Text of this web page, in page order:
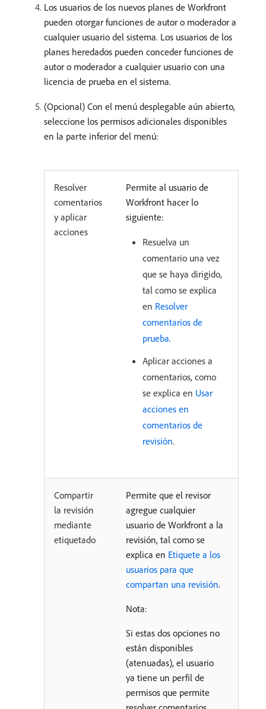
Los usuarios de los nuevos planes de Workfront
pueden otorgar funciones de autor o moderador a
cualquier usuario del sistema. Los usuarios de los
planes heredados pueden conceder funciones de
autor o moderador a cualquier usuario con una
licencia de prueba en el sistema.
(Opcional) Con el menú desplegable aún abierto,
seleccione los permisos adicionales disponibles
en la parte inferior del menú:
Resolver
comentarios
y aplicar
acciones
Permite al usuario de
Workfront hacer lo
siguiente:
Resuelva un
comentario una vez
que se haya dirigido,
tal como se explica
en Resolver
comentarios de
prueba.
Aplicar acciones a
comentarios, como
se explica en Usar
acciones en
comentarios de
revisión.
Compartir
la revisión
mediante
etiquetado
Permite que el revisor
agregue cualquier
usuario de Workfront a la
revisión, tal como se
explica en Etiquete a los
usuarios para que
compartan una revisión.
Nota:
Si estas dos opciones no
están disponibles
(atenuadas), el usuario
ya tiene un perfil de
permisos que permite